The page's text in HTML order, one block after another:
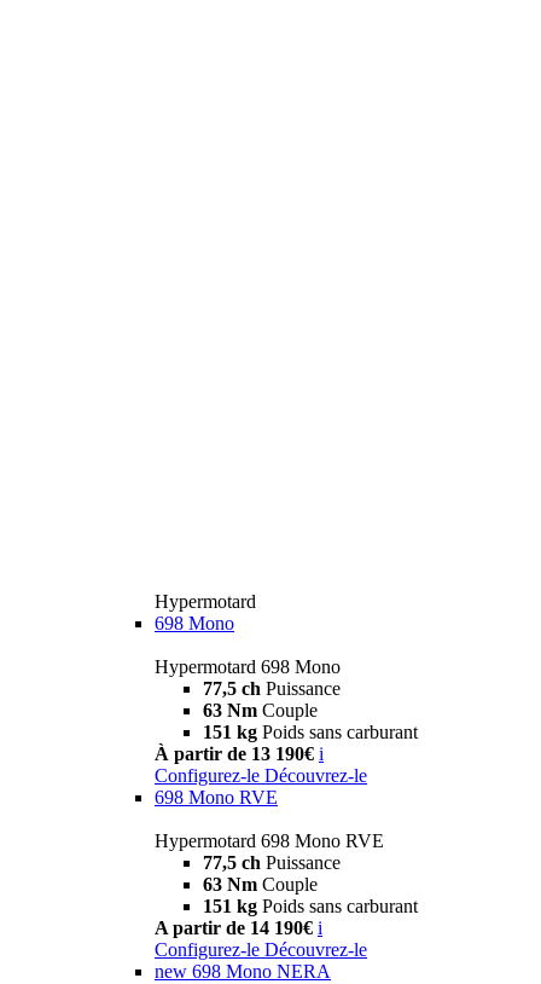
Hypermotard
698 Mono
Hypermotard 698 Mono
77,5 ch Puissance
63 Nm Couple
151 kg Poids sans carburant
À partir de 13 190€ i
Configurez-le Découvrez-le
698 Mono RVE
Hypermotard 698 Mono RVE
77,5 ch Puissance
63 Nm Couple
151 kg Poids sans carburant
A partir de 14 190€ i
Configurez-le Découvrez-le
new 698 Mono NERA